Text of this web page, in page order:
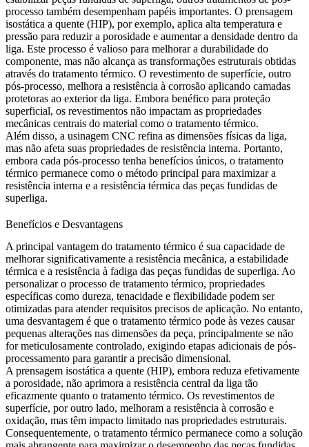
processo também desempenham papéis importantes. O prensagem
isostática a quente (HIP), por exemplo, aplica alta temperatura e
pressão para reduzir a porosidade e aumentar a densidade dentro da
liga. Este processo é valioso para melhorar a durabilidade do
componente, mas não alcança as transformações estruturais obtidas
através do tratamento térmico. O revestimento de superfície, outro
pós-processo, melhora a resistência à corrosão aplicando camadas
protetoras ao exterior da liga. Embora benéfico para proteção
superficial, os revestimentos não impactam as propriedades
mecânicas centrais do material como o tratamento térmico.
Além disso, a usinagem CNC refina as dimensões físicas da liga,
mas não afeta suas propriedades de resistência interna. Portanto,
embora cada pós-processo tenha benefícios únicos, o tratamento
térmico permanece como o método principal para maximizar a
resistência interna e a resistência térmica das peças fundidas de
superliga.
Benefícios e Desvantagens
A principal vantagem do tratamento térmico é sua capacidade de
melhorar significativamente a resistência mecânica, a estabilidade
térmica e a resistência à fadiga das peças fundidas de superliga. Ao
personalizar o processo de tratamento térmico, propriedades
específicas como dureza, tenacidade e flexibilidade podem ser
otimizadas para atender requisitos precisos de aplicação. No entanto,
uma desvantagem é que o tratamento térmico pode às vezes causar
pequenas alterações nas dimensões da peça, principalmente se não
for meticulosamente controlado, exigindo etapas adicionais de pós-
processamento para garantir a precisão dimensional.
A prensagem isostática a quente (HIP), embora reduza efetivamente
a porosidade, não aprimora a resistência central da liga tão
eficazmente quanto o tratamento térmico. Os revestimentos de
superfície, por outro lado, melhoram a resistência à corrosão e
oxidação, mas têm impacto limitado nas propriedades estruturais.
Consequentemente, o tratamento térmico permanece como a solução